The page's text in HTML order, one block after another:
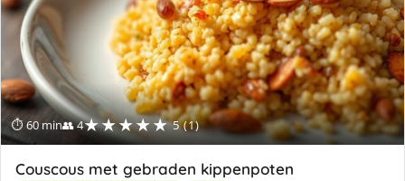
⏱ 60 min👥 4★★★★★ 5 (1)
Couscous met gebraden kippenpoten